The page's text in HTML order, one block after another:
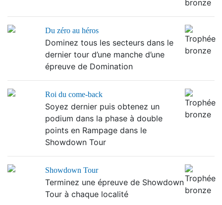
Du zéro au héros
Dominez tous les secteurs dans le
dernier tour d’une manche d’une
épreuve de Domination
Roi du come-back
Soyez dernier puis obtenez un
podium dans la phase à double
points en Rampage dans le
Showdown Tour
Showdown Tour
Terminez une épreuve de Showdown
Tour à chaque localité